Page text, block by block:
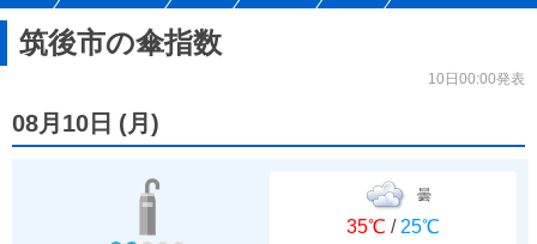
筑後市の傘指数
10日00:00発表
08月10日 (月 )
曇
35℃ / 25℃